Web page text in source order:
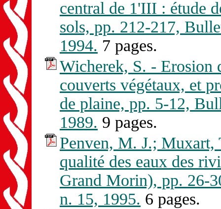
central de 1'III : étude
sols, pp. 212-217,
1994. 7 pages.
Wicherek, S. - Erosion
couverts végétaux, et
de plaine, pp. 5-12,
1989. 9 pages.
Penven, M. J.; Muxart,
qualité des eaux des
Grand Morin), pp. 26-
n. 15, 1995. 6 pages.